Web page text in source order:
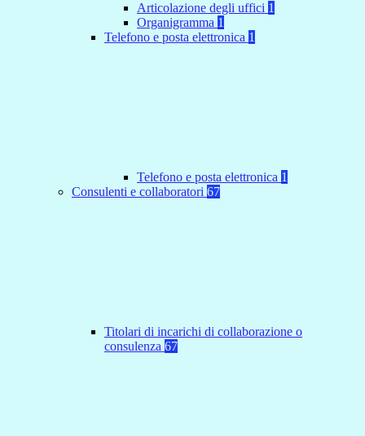
Articolazione degli uffici 1
Organigramma 1
Telefono e posta elettronica 1
Telefono e posta elettronica 1
Consulenti e collaboratori 67
Titolari di incarichi di collaborazione o
consulenza 67